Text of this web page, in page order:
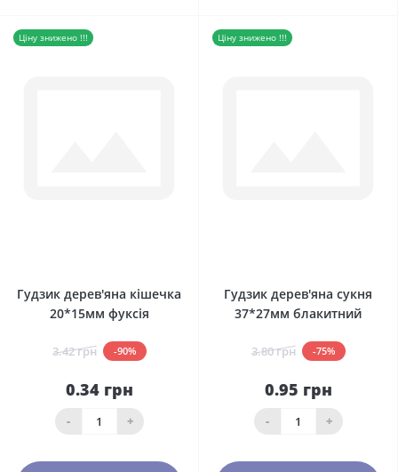
Ціну знижено !!!
Гудзик дерев'яна кішечка
20*15мм фуксія
3.42 грн -90%
0.34 грн
- +
Ціну знижено !!!
Гудзик дерев'яна сукня
37*27мм блакитний
3.80 грн -75%
0.95 грн
- +